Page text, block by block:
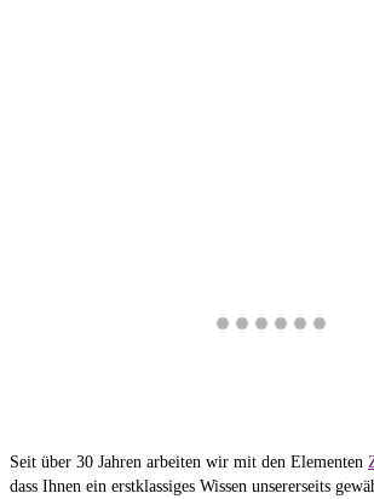
Go Go Go Go Go Go
Seit über 30 Jahren arbeiten wir mit den Elementen
dass Ihnen ein erstklassiges Wissen unsererseits